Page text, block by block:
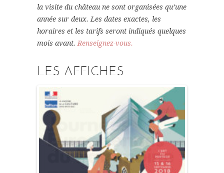
la visite du château ne sont organisées qu’une
année sur deux. Les dates exactes, les
horaires et les tarifs seront indiqués quelques
mois avant. Renseignez-vous.
LES AFFICHES